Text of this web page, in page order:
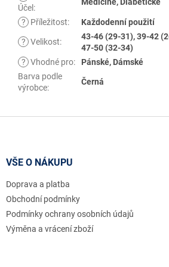
Účel :
? Příležitost: Každodenní použití
? Velikost:
43-46 (29-31), 39-42
47-50 (32-34)
? Vhodné pro:
Pánské, Dámské
Barva podle
výrobce:
Černá
VŠE O NÁKUPU
Doprava a platba
Obchodní podmínky
Podmínky ochrany osobních údajů
Výměna a vrácení zboží